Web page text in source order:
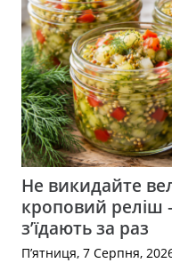
Не викидайте
кроповий реліш
з’їдають за раз
П’ятниця, 7 Серпня,